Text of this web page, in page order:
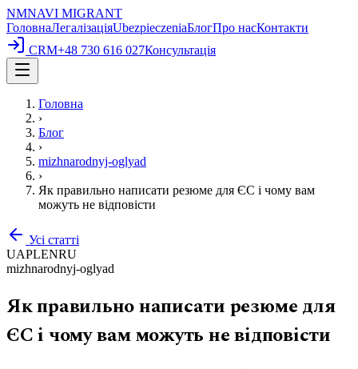
NMNAVI MIGRANT
ГоловнаЛегалізаціяUbezpieczeniaБлогПро насКонтакти
CRM+48 730 616 027Консультація
Головна
›
Блог
›
mizhnarodnyj-oglyad
›
Як правильно написати резюме для ЄС і чому вам
можуть не відповісти
Усі статті
UAPLENRU
mizhnarodnyj-oglyad
Як правильно написати резюме для
ЄС і чому вам можуть не відповісти